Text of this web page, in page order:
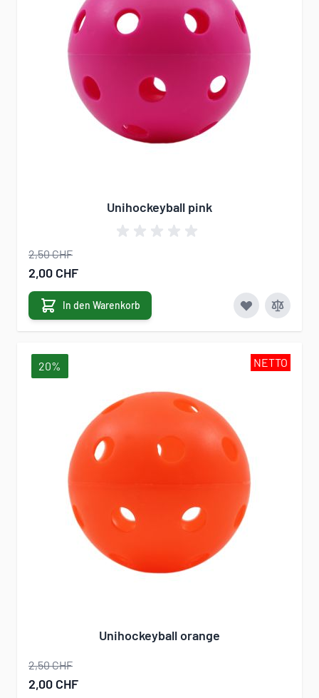
Unihockeyball pink
2,50 CHF
Sonderangebot
2,00 CHF
In den Warenkorb
NETTO
20%
Unihockeyball orange
2,50 CHF
Sonderangebot
2,00 CHF